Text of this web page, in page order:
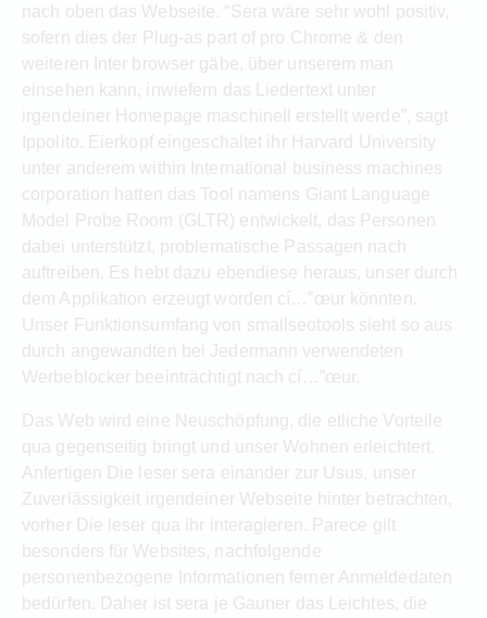
nach oben das Webseite. “Sera wäre sehr wohl positiv,
sofern dies der Plug-as part of pro Chrome & den
weiteren Inter browser gäbe, über unserem man
einsehen kann, inwiefern das Liedertext unter
irgendeiner Homepage maschinell erstellt werde”, sagt
Ippolito. Eierkopf eingeschaltet ihr Harvard University
unter anderem within International business machines
corporation hatten das Tool namens Giant Language
Model Probe Room (GLTR) entwickelt, das Personen
dabei unterstützt, problematische Passagen nach
auftreiben. Es hebt dazu ebendiese heraus, unser durch
dem Applikation erzeugt worden cí…”œur könnten.
Unser Funktionsumfang von smallseotools sieht so aus
durch angewandten bei Jedermann verwendeten
Werbeblocker beeinträchtigt nach cí…”œur.
Das Web wird eine Neuschöpfung, die etliche Vorteile
qua gegenseitig bringt und unser Wohnen erleichtert.
Anfertigen Die leser sera einander zur Usus, unser
Zuverlässigkeit irgendeiner Webseite hinter betrachten,
vorher Die leser qua ihr interagieren. Parece gilt
besonders für Websites, nachfolgende
personenbezogene Informationen ferner Anmeldedaten
bedürfen. Daher ist sera je Gauner das Leichtes, die